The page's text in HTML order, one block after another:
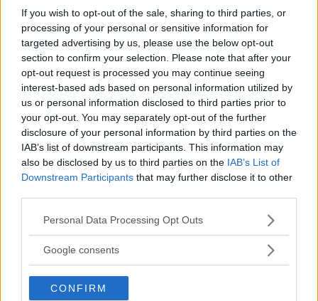
If you wish to opt-out of the sale, sharing to third parties, or
processing of your personal or sensitive information for
targeted advertising by us, please use the below opt-out
section to confirm your selection. Please note that after your
opt-out request is processed you may continue seeing
interest-based ads based on personal information utilized by
us or personal information disclosed to third parties prior to
your opt-out. You may separately opt-out of the further
disclosure of your personal information by third parties on the
IAB’s list of downstream participants. This information may
also be disclosed by us to third parties on the IAB’s List of
Downstream Participants that may further disclose it to other
Please note that this website/app uses one or more Google
not limited to your visit or usage behaviour. You may click to
use your data for below specified purposes in below Google
consent section.
Personal Data Processing Opt Outs
Google consents
CONFIRM
men den som har en laddbar förmånsbil får
fortfarande kraftig skatterabatt. Samma bil kan bli
mer än tre gånger dyrare för privatbilisten än för
grannen med förmånsbil.
Text
Erik Söderholm
Fotograf
Glenn Lindberg
Det här är en låst artikel.
att fortsätta läsa.